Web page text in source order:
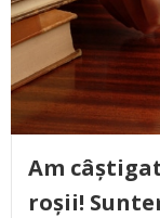
Am
roșii!